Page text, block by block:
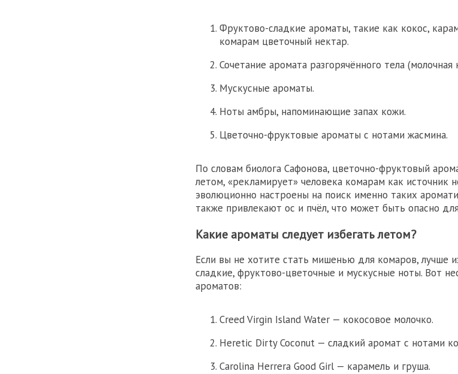
Фруктово-сладкие ароматы, такие как кокос,
комарам цветочный нектар.
Сочетание аромата разгорячённого тела
Мускусные ароматы.
Ноты амбры, напоминающие запах кожи.
Цветочно-фруктовые ароматы с нотами жасмина.
По словам биолога Сафонова, цветочно-фруктовый
летом, «рекламирует» человека комарам как источник
эволюционно настроены на поиск именно таких
также привлекают ос и пчёл, что может быть опасно
Какие ароматы следует избегать летом?
Если вы не хотите стать мишенью для комаров, лучше
сладкие, фруктово-цветочные и мускусные ноты. Вот
ароматов:
Creed Virgin Island Water — кокосовое молочко.
Heretic Dirty Coconut — сладкий аромат с нотами
Carolina Herrera Good Girl — карамель и груша.